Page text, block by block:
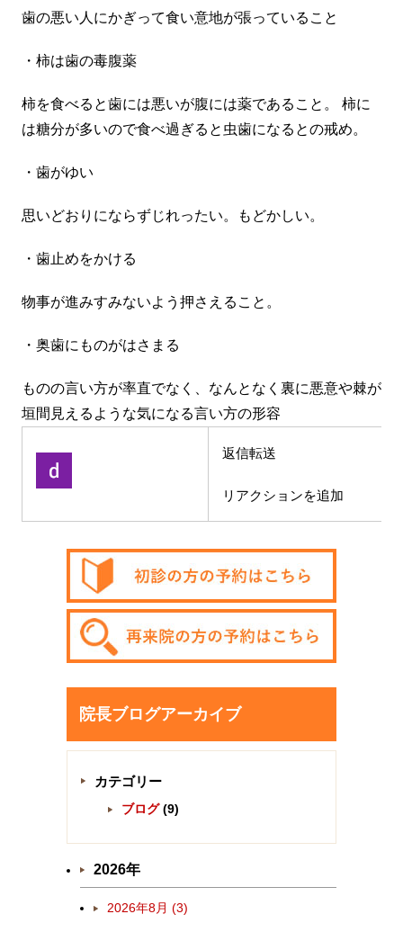
歯の悪い人にかぎって食い意地が張っていること
・柿は歯の毒腹薬
柿を食べると歯には悪いが腹には薬であること。 柿に
は糖分が多いので食べ過ぎると虫歯になるとの戒め。
・歯がゆい
思いどおりにならずじれったい。もどかしい。
・歯止めをかける
物事が進みすみないよう押さえること。
・奥歯にものがはさまる
ものの言い方が率直でなく、 なんとなく裏に悪意や棘が
垣間見えるような気になる言い方の形容
返信転送
リアクションを追加
院長ブログアーカイブ
カテゴリー
ブログ(9)
2026年
2026年8月 (3)